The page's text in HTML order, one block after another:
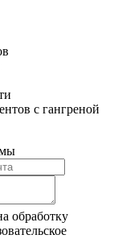
с гангреной
обработку